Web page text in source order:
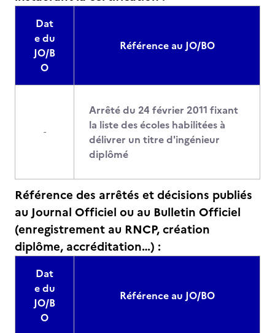
Dat
e du
JO/B
O
Référence au JO/BO
-
Arrêté du 24 février 2011 fixant
la liste des écoles habilitées à
délivrer un titre d'ingénieur
diplômé
Référence des arrêtés et décisions publiés
au Journal Officiel ou au Bulletin Officiel
(enregistrement au RNCP, création
diplôme, accréditation…) :
Dat
e du
JO/B
O
Référence au JO/BO